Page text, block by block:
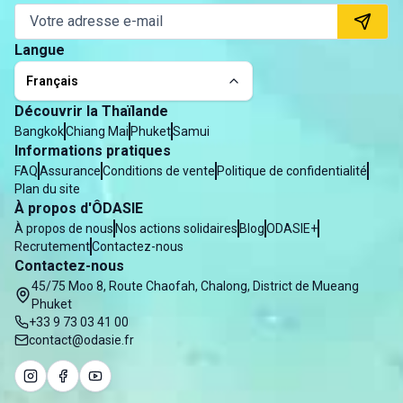
Langue
Français
Découvrir la Thaïlande
BangkokChiang Mai PhuketSamui
Informations pratiques
FAQAssuranceConditions de vente Politique de confidentialité
Plan du site
À propos d'ÔDASIE
À propos de nous Nos actions solidaires BlogODASIE+
RecrutementContactez-nous
Contactez-nous
45/75 Moo 8, Route Chaofah, Chalong, District de Mueang
Phuket
+33 9 73 03 41 00
contact@odasie.fr